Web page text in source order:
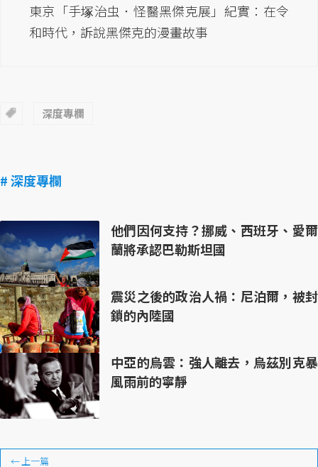
東京「手塚治虫．怪醫黑傑克展」紀實：在令
和時代，訴說黑傑克的漫畫故事
深度專欄
# 深度專欄
他們因何支持？挪威、西班牙、愛爾
蘭將承認巴勒斯坦國
震災之後的政治人禍：尼泊爾，被封
鎖的內陸國
中亞的烏雲：強人離去，烏茲別克暴
風雨前的寧靜
←上一篇